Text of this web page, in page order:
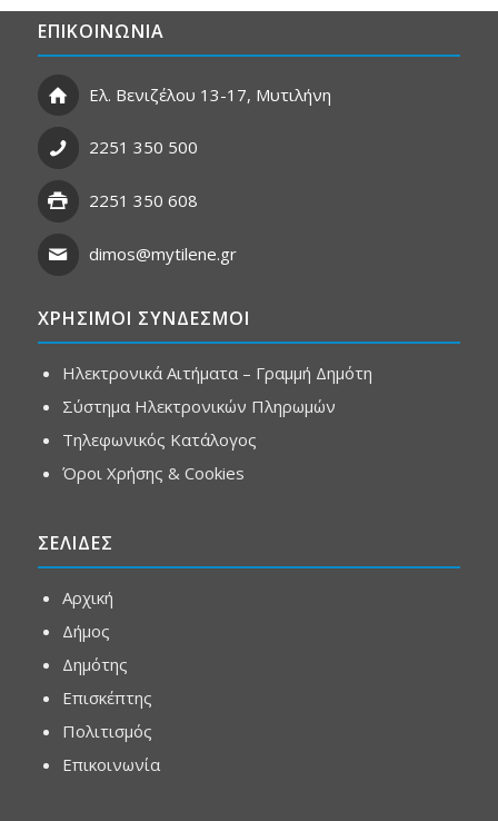
ΕΠΙΚΟΙΝΩΝΙΑ
Ελ. Βενιζέλου 13-17, Μυτιλήνη
2251 350 500
2251 350 608
dimos@mytilene.gr
ΧΡΗΣΙΜΟΙ ΣΥΝΔΕΣΜΟΙ
Ηλεκτρονικά Αιτήματα – Γραμμή Δημότη
Σύστημα Ηλεκτρονικών Πληρωμών
Τηλεφωνικός Κατάλογος
Όροι Χρήσης & Cookies
ΣΕΛΙΔΕΣ
Αρχική
Δήμος
Δημότης
Επισκέπτης
Πολιτισμός
Επικοινωνία